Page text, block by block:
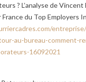
? L’analyse de Vincent
du Top Employers
au-bureau-comment-
16092021